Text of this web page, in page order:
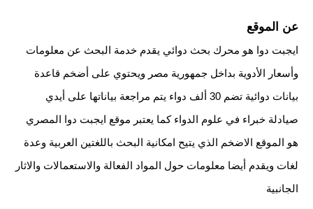
عن الموقع
ايجبت دوا هو محرك بحث دوائي يقدم خدمة البحث عن معلومات
وأسعار الأدوية بداخل جمهورية مصر ويحتوي على أضخم قاعدة
بيانات دوائية تضم 30 ألف دواء يتم مراجعة بياناتها على أيدي
صيادلة خبراء في علوم الدواء كما يعتبر موقع ايجبت دوا المصري
هو الموقع الاضخم الذي يتيح امكانية البحث باللغتين العربية وعدة
لغات ويقدم أيضا معلومات حول المواد الفعالة والاستعمالات والاثار
الجانبية